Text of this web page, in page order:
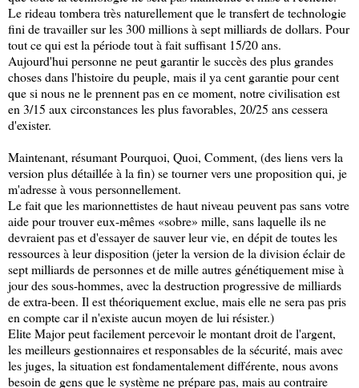
Le rideau tombera très naturellement que le transfert de technologie
fini de travailler sur les 300 millions à sept milliards de dollars. Pour
tout ce qui est la période tout à fait suffisant 15/20 ans.
Aujourd'hui personne ne peut garantir le succès des plus grandes
choses dans l'histoire du peuple, mais il ya cent garantie pour cent
que si nous ne le prennent pas en ce moment, notre civilisation est
en 3/15 aux circonstances les plus favorables, 20/25 ans cessera
d'exister.
Maintenant, résumant Pourquoi, Quoi, Comment, (des liens vers la
version plus détaillée à la fin) se tourner vers une proposition qui, je
m'adresse à vous personnellement.
Le fait que les marionnettistes de haut niveau peuvent pas sans votre
aide pour trouver eux-mêmes «sobre» mille, sans laquelle ils ne
devraient pas et d'essayer de sauver leur vie, en dépit de toutes les
ressources à leur disposition (jeter la version de la division éclair de
sept milliards de personnes et de mille autres génétiquement mise à
jour des sous-hommes, avec la destruction progressive de milliards
de extra-been. Il est théoriquement exclue, mais elle ne sera pas pris
en compte car il n'existe aucun moyen de lui résister.)
Elite Major peut facilement percevoir le montant droit de l'argent,
les meilleurs gestionnaires et responsables de la sécurité, mais avec
les juges, la situation est fondamentalement différente, nous avons
besoin de gens que le système ne prépare pas, mais au contraire